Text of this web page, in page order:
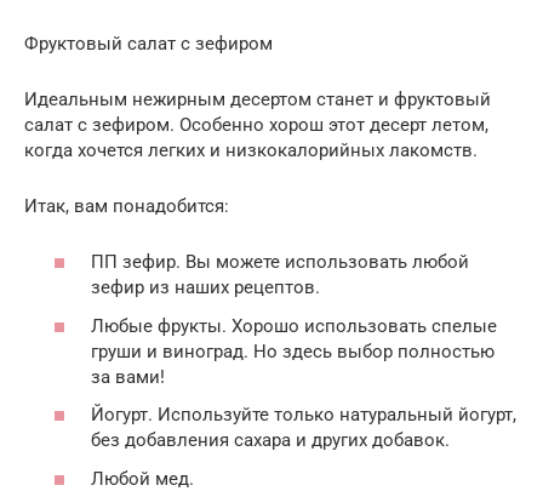
Фруктовый салат с зефиром
Идеальным нежирным десертом станет и фруктовый
салат с зефиром. Особенно хорош этот десерт летом,
когда хочется легких и низкокалорийных лакомств.
Итак, вам понадобится:
ПП зефир. Вы можете использовать любой
зефир из наших рецептов.
Любые фрукты. Хорошо использовать спелые
груши и виноград. Но здесь выбор полностью
за вами!
Йогурт. Используйте только натуральный йогурт,
без добавления сахара и других добавок.
Любой мед.